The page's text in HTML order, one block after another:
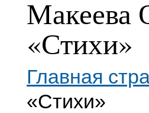
Макеева
«Стихи»
Главная
«Стихи»